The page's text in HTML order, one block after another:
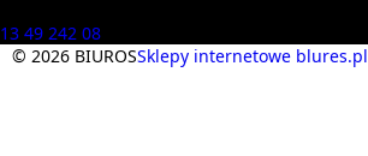
13 49 242 08
© 2026 BIUROSSklepy internetowe blures.pl